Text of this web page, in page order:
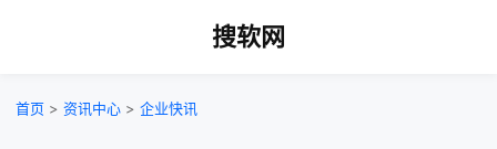
搜软网
首页 > 资讯中心 > 企业快讯